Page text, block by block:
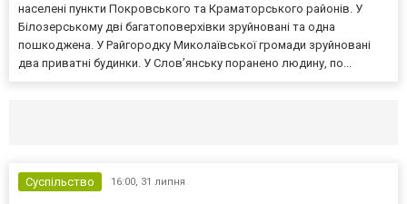
населені пункти Покровського та Краматорського районів. У
Білозерському дві багатоповерхівки зруйновані та одна
пошкоджена. У Райгородку Миколаївської громади зруйновані
два приватні будинки. У Слов’янську поранено людину, по...
Суспільство 16:00, 31 липня